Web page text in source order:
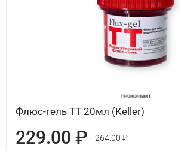
Флюс-гель ТТ 20мл (Keller)
229.00 ₽ 264.00 ₽